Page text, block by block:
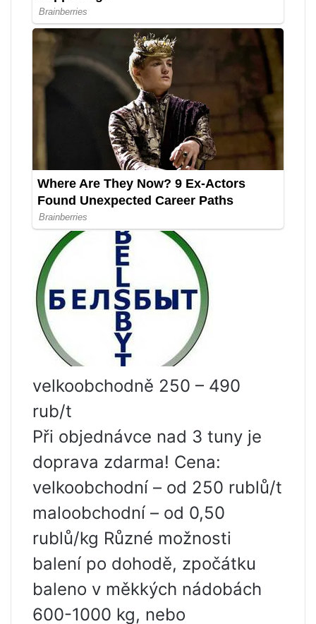
velkoobchodně 250 – 490
rub/t
Při objednávce nad 3 tuny je
doprava zdarma! Cena:
velkoobchodní – od 250 rublů/t
maloobchodní – od 0,50
rublů/kg Různé možnosti
balení po dohodě, zpočátku
baleno v měkkých nádobách
600-1000 kg, nebo